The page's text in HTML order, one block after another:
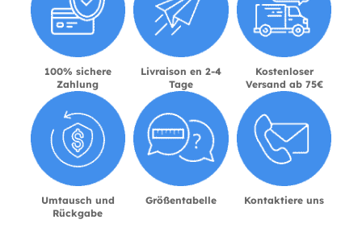
100% sichere
Zahlung
Livraison en 2-4
Tage
Kostenloser
Versand ab 75€
Umtausch und
Rückgabe
Größentabelle Kontaktiere uns